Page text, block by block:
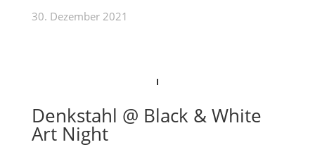
30. Dezember 2021
Denkstahl @ Black & White
Art Night